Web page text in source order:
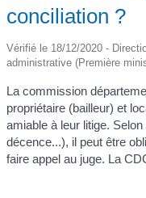
conciliation ?
Vérifié le 18/12/2020 -
administrative (Première
La commission
propriétaire (bailleur) et
amiable à leur litige.
décence...), il peut être
faire appel au juge. La